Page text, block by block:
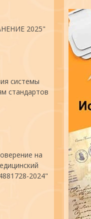
2025"
системы
стандартов
на
2024"